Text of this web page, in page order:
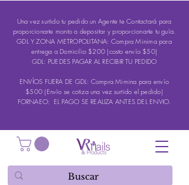
Una vez surtido tu pedido un Agente te Contactará para
proporcionarte monto a depositar y proporcionarte tu guía.
GDL Y ZONA METROPOLITANA: Compra Minima para
entrega a Domicilio $200 (costo envío $50)
GDL: PUEDES PAGAR AL RECIBIR TU PEDIDO
ENVÍOS FUERA DE GDL: Compra Mimina para envío
$500 (Envío se cotiza una vez surtido el pedido)
FORNAEO: EL PAGO SE REALIZA ANTES DEL ENVIO.